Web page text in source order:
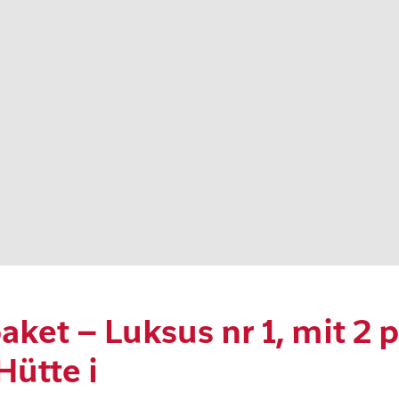
– Luksus nr 1, mit 2
i